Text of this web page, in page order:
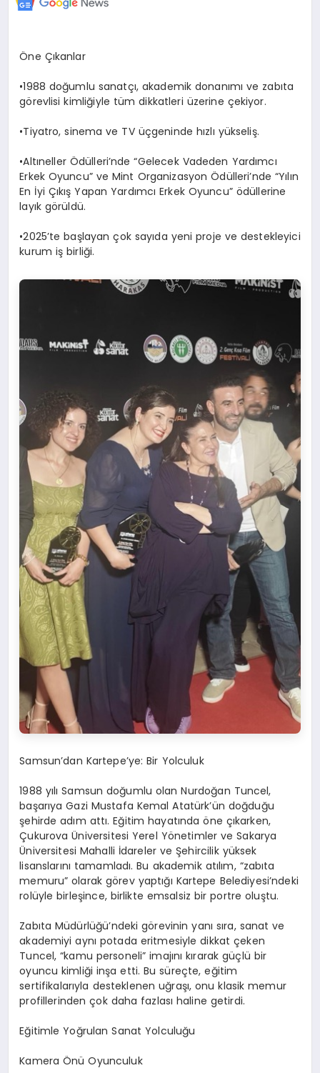
Öne Çıkanlar
​•​1988 doğumlu sanatçı, akademik donanımı ve zabıta
görevlisi kimliğiyle tüm dikkatleri üzerine çekiyor.
​•​Tiyatro, sinema ve TV üçgeninde hızlı yükseliş.
​•​Altıneller Ödülleri’nde “Gelecek Vadeden Yardımcı
Erkek Oyuncu” ve Mint Organizasyon Ödülleri’nde “Yılın
En İyi Çıkış Yapan Yardımcı Erkek Oyuncu” ödüllerine
layık görüldü.
​•​2025’te başlayan çok sayıda yeni proje ve destekleyici
kurum iş birliği.
Samsun’dan Kartepe’ye: Bir Yolculuk
1988 yılı Samsun doğumlu olan Nurdoğan Tuncel,
başarıya Gazi Mustafa Kemal Atatürk’ün doğduğu
şehirde adım attı. Eğitim hayatında öne çıkarken,
Çukurova Üniversitesi Yerel Yönetimler ve Sakarya
Üniversitesi Mahalli İdareler ve Şehircilik yüksek
lisanslarını tamamladı. Bu akademik atılım, “zabıta
memuru” olarak görev yaptığı Kartepe Belediyesi’ndeki
rolüyle birleşince, birlikte emsalsiz bir portre oluştu.
Zabıta Müdürlüğü’ndeki görevinin yanı sıra, sanat ve
akademiyi aynı potada eritmesiyle dikkat çeken
Tuncel, “kamu personeli” imajını kırarak güçlü bir
oyuncu kimliği inşa etti. Bu süreçte, eğitim
sertifikalarıyla desteklenen uğraşı, onu klasik memur
profillerinden çok daha fazlası haline getirdi.
Eğitimle Yoğrulan Sanat Yolculuğu
Kamera Önü Oyunculuk